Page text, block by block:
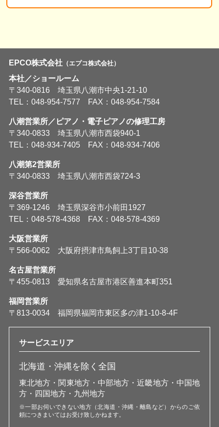
EPCO株式会社（エプコ株式会社）
本社／ショールーム
〒340-0816 埼玉県八潮市中央1-21-10
TEL：048-954-7577 FAX：048-954-7584
八潮営業所／ピアノ・電子ピアノの修理工房
〒340-0833 埼玉県八潮市西袋940-1
TEL：048-934-7405 FAX：048-934-7406
八潮第2営業所
〒340-0833 埼玉県八潮市西袋724-3
深谷営業所
〒369-1246 埼玉県深谷市小前田1927
TEL：048-578-4368 FAX：048-578-4369
大阪営業所
〒566-0062 大阪府摂津市鳥飼上3丁目10-38
名古屋営業所
〒455-0813 愛知県名古屋市港区善進本町351
福岡営業所
〒813-0034 福岡県福岡市東区多の津1-10-8-4F
サービスエリア
北海道・沖縄を除く全国
東北地方・関東地方・中部地方・近畿地方・中国地
方・四国地方・九州地方
※一部お伺いできない地方（北海道・沖縄・離島など）からのご依
頼につきまいてはお受け致しかねます。